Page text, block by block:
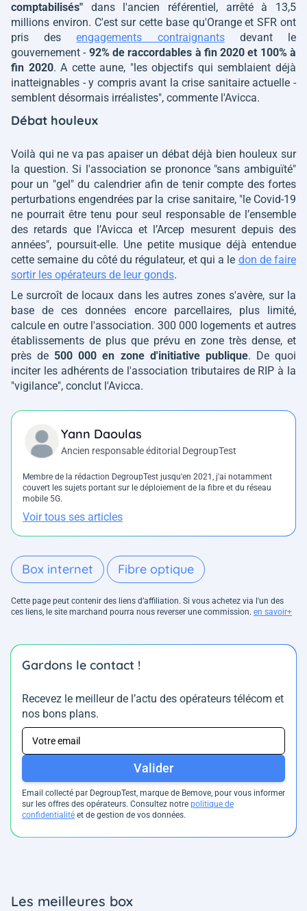
comptabilisés" dans l'ancien référentiel, arrêté à 13,5
millions environ. C'est sur cette base qu'Orange et SFR ont
pris desengagements contraignantsdevant le
gouvernement - 92% de raccordables à fin 2020 et 100% à
fin 2020. A cette aune, "les objectifs qui semblaient déjà
inatteignables - y compris avant la crise sanitaire actuelle -
semblent désormais irréalistes", commente l'Avicca.
Débat houleux
Voilà qui ne va pas apaiser un débat déjà bien houleux sur
la question. Si l'association se prononce "sans ambiguïté"
pour un "gel" du calendrier afin de tenir compte des fortes
perturbations engendrées par la crise sanitaire, "le Covid-19
ne pourrait être tenu pour seul responsable de l’ensemble
des retards que l’Avicca et l’Arcep mesurent depuis des
années", poursuit-elle. Une petite musique déjà entendue
cette semaine du côté du régulateur, et qui a le don de faire
sortir les opérateurs de leur gonds.
Le surcroît de locaux dans les autres zones s'avère, sur la
base de ces données encore parcellaires, plus limité,
calcule en outre l'association. 300 000 logements et autres
établissements de plus que prévu en zone très dense, et
près de 500 000 en zone d'initiative publique. De quoi
inciter les adhérents de l'association tributaires de RIP à la
"vigilance", conclut l'Avicca.
Yann Daoulas
Ancien responsable éditorial DegroupTest
Membre de la rédaction DegroupTest jusqu'en 2021, j'ai notamment
couvert les sujets portant sur le déploiement de la fibre et du réseau
mobile 5G.
Voir tous ses articles
Box internet Fibre optique
Cette page peut contenir des liens d’affiliation. Si vous achetez via l'un des
ces liens, le site marchand pourra nous reverser une commission. en savoir+
Gardons le contact !
Recevez le meilleur de l’actu des opérateurs télécom et
nos bons plans.
Valider
Email collecté par DegroupTest, marque de Bemove, pour vous informer
sur les offres des opérateurs. Consultez notre politique de
confidentialité et de gestion de vos données.
Les meilleures box